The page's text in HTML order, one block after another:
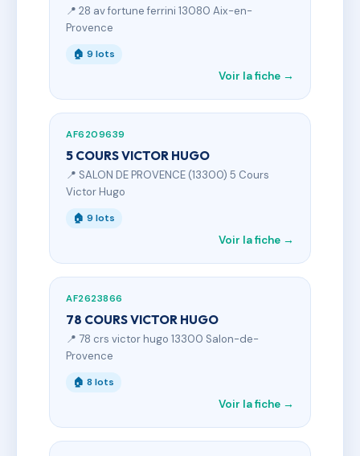
📍 28 av fortune ferrini 13080 Aix-en-
Provence
🏠 9 lots
Voir la fiche →
AF6209639
5 COURS VICTOR HUGO
📍 SALON DE PROVENCE (13300) 5 Cours
Victor Hugo
🏠 9 lots
Voir la fiche →
AF2623866
78 COURS VICTOR HUGO
📍 78 crs victor hugo 13300 Salon-de-
Provence
🏠 8 lots
Voir la fiche →